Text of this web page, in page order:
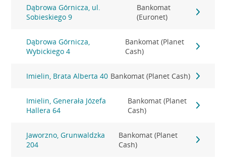
Dąbrowa Górnicza, ul.
Sobieskiego 9
Bankomat
(Euronet)
Dąbrowa Górnicza,
Wybickiego 4
Bankomat (Planet
Cash)
Imielin, Brata Alberta 40 Bankomat (Planet Cash)
Imielin, Generała Józefa
Hallera 64
Bankomat (Planet
Cash)
Jaworzno, Grunwaldzka
204
Bankomat (Planet
Cash)